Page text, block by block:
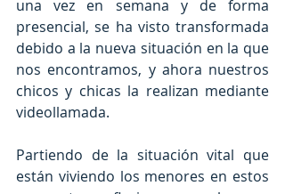
una vez en semana y de forma
presencial, se ha visto transformada
debido a la nueva situación en la que
nos encontramos, y ahora nuestros
chicos y chicas la realizan mediante
videollamada.
Partiendo de la situación vital que
están viviendo los menores en estos